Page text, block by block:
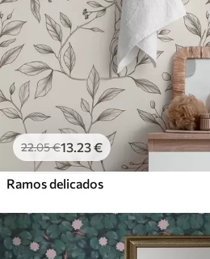
22.05€13.23€
Ramos delicados